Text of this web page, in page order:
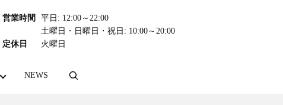
営業時間
平日: 12:00～22:00
土曜日・日曜日・祝日: 10:00～20:00
定休日
火曜日
NEWS